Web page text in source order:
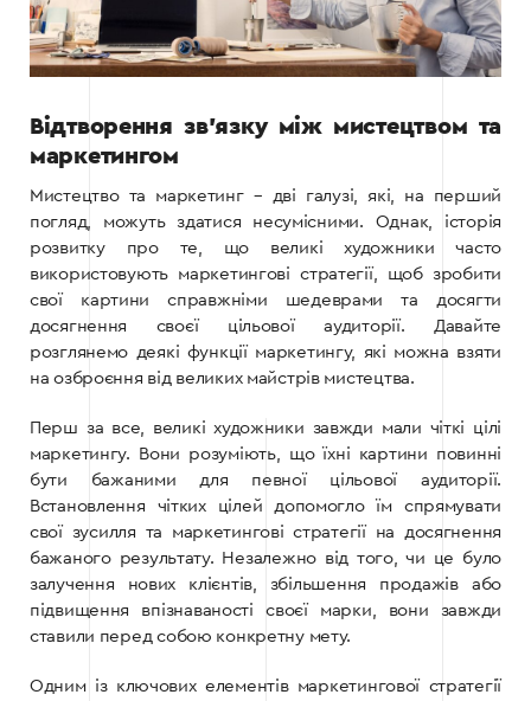
Відтворення зв’язку між мистецтвом та
маркетингом
Мистецтво та маркетинг – дві галузі, які, на перший
погляд, можуть здатися несумісними. Однак, історія
розвитку про те, що великі художники часто
використовують маркетингові стратегії, щоб зробити
свої картини справжніми шедеврами та досягти
досягнення своєї цільової аудиторії. Давайте
розглянемо деякі функції маркетингу, які можна взяти
на озброєння від великих майстрів мистецтва.
Перш за все, великі художники завжди мали чіткі цілі
маркетингу. Вони розуміють, що їхні картини повинні
бути бажаними для певної цільової аудиторії.
Встановлення чітких цілей допомогло їм спрямувати
свої зусилля та маркетингові стратегії на досягнення
бажаного результату. Незалежно від того, чи це було
залучення нових клієнтів, збільшення продажів або
підвищення впізнаваності своєї марки, вони завжди
ставили перед собою конкретну мету.
Одним із ключових елементів маркетингової стратегії